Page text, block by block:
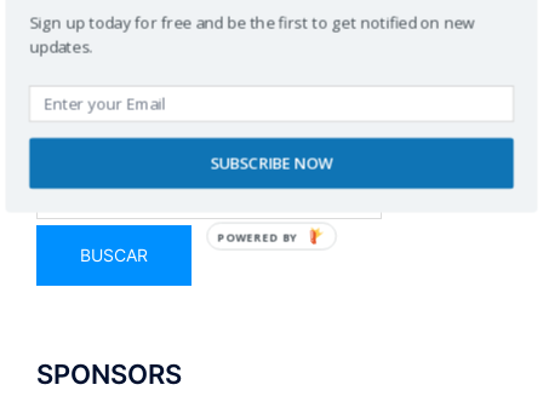
Buscador
SPONSORS
Sign up today for free and be the first to get notified on new
updates.
SUBSCRIBE NOW
POWERED BY